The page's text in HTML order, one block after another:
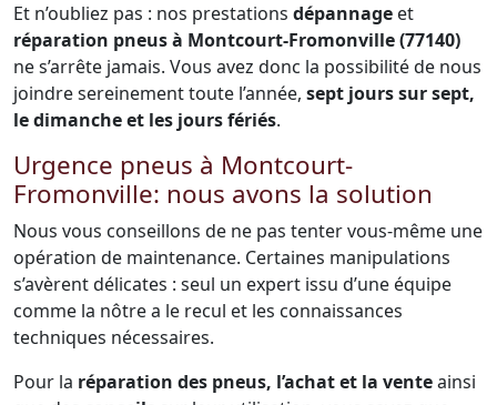
Et n’oubliez pas : nos prestations dépannage et
réparation pneus à Montcourt-Fromonville (77140)
ne s’arrête jamais. Vous avez donc la possibilité de nous
joindre sereinement toute l’année, sept jours sur sept,
le dimanche et les jours fériés.
Urgence pneus à Montcourt-
Fromonville: nous avons la solution
Nous vous conseillons de ne pas tenter vous-même une
opération de maintenance. Certaines manipulations
s’avèrent délicates : seul un expert issu d’une équipe
comme la nôtre a le recul et les connaissances
techniques nécessaires.
Pour la réparation des pneus, l’achat et la venteainsi